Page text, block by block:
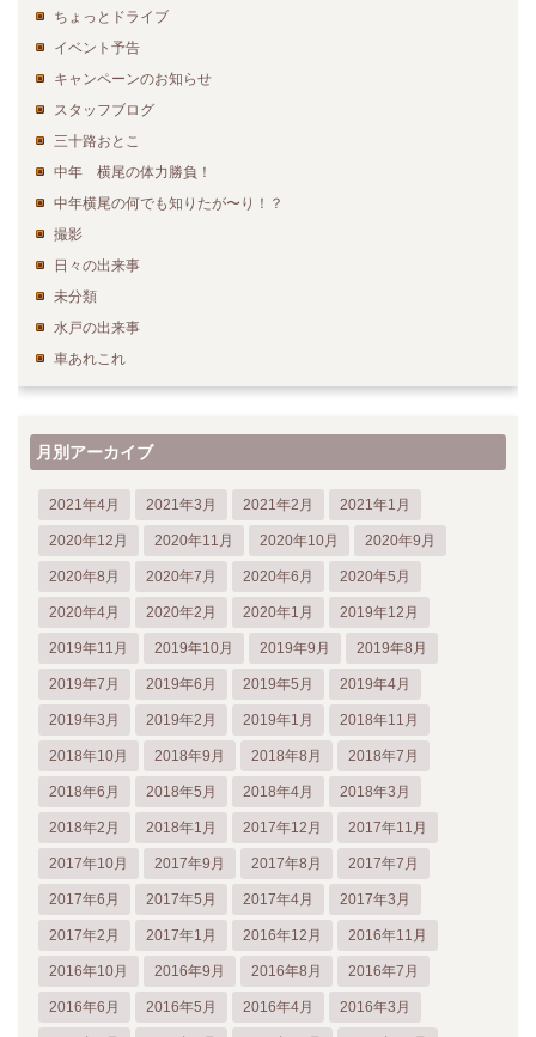
ちょっとドライブ
イベント予告
キャンペーンのお知らせ
スタッフブログ
三十路おとこ
中年 横尾の体力勝負！
中年横尾の何でも知りたが〜り！？
撮影
日々の出来事
未分類
水戸の出来事
車あれこれ
月別アーカイブ
2021年4月 2021年3月 2021年2月 2021年1月
2020年12月 2020年11月 2020年10月 2020年9月
2020年8月 2020年7月 2020年6月 2020年5月
2020年4月 2020年2月 2020年1月 2019年12月
2019年11月 2019年10月 2019年9月 2019年8月
2019年7月 2019年6月 2019年5月 2019年4月
2019年3月 2019年2月 2019年1月 2018年11月
2018年10月 2018年9月 2018年8月 2018年7月
2018年6月 2018年5月 2018年4月 2018年3月
2018年2月 2018年1月 2017年12月 2017年11月
2017年10月 2017年9月 2017年8月 2017年7月
2017年6月 2017年5月 2017年4月 2017年3月
2017年2月 2017年1月 2016年12月 2016年11月
2016年10月 2016年9月 2016年8月 2016年7月
2016年6月 2016年5月 2016年4月 2016年3月